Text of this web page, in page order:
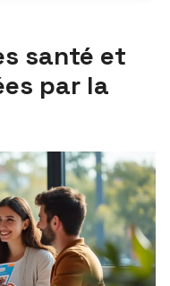
santé et
par la